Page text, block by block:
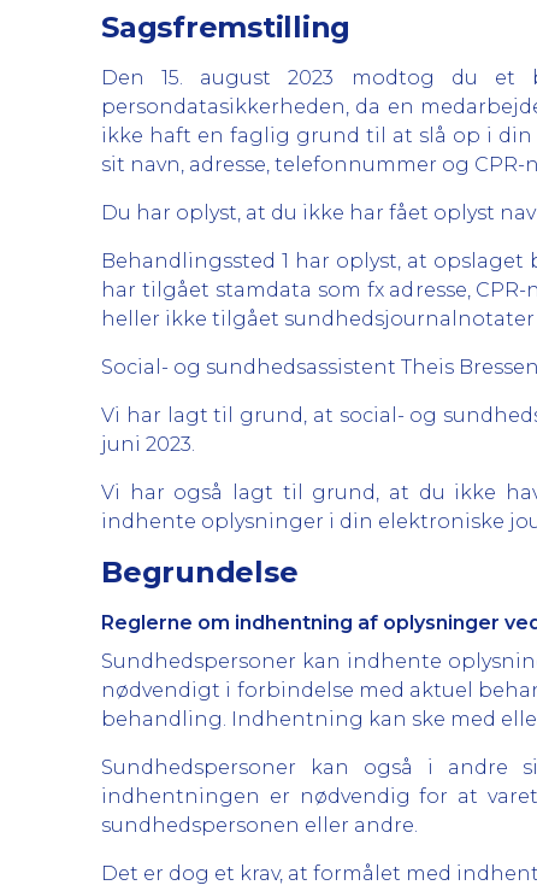
Sagsfremstilling
Den 15. august 2023 modtog du
persondatasikkerheden, da en
ikke haft en faglig grund til at slå op i din
sit navn, adresse, telefonnummer og
Du har oplyst, at du ikke har fået oplyst
Behandlingssted 1 har oplyst, at opslaget
har tilgået stamdata som fx adresse,
heller ikke tilgået
Social- og sundhedsassistent Theis
Vi har lagt til grund, at social- og
juni 2023.
Vi har også lagt til grund, at du ikke
indhente oplysninger i din elektroniske
Begrundelse
Reglerne om indhentning af oplysninger
Sundhedspersoner kan indhente
nødvendigt i forbindelse med aktuel
behandling. Indhentning kan ske med
Sundhedspersoner kan også i andre
indhentningen er nødvendig for at
sundhedspersonen eller andre.
Det er dog et krav, at formålet med